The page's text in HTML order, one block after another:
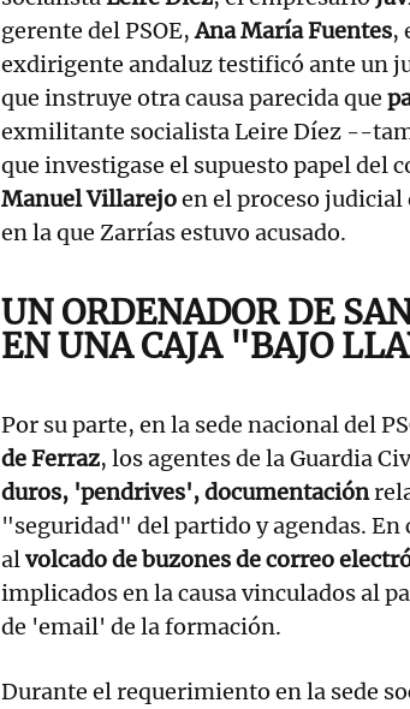
gerente del PSOE,Ana María Fuentes,
exdirigente andaluz testificó ante un
que instruye otra causa parecida que
exmilitante socialista Leire Díez --
que investigase el supuesto papel del
Manuel Villarejoen el proceso judicial
en la que Zarrías estuvo acusado.
UN ORDENADOR DE
EN UNA CAJA "BAJO
Por su parte, en la sede nacional del
de Ferraz, los agentes de la Guardia
duros, 'pendrives', documentación
"seguridad" del partido y agendas. En
alvolcado de buzones de correo
implicados en la causa vinculados al
de 'email' de la formación.
Durante el requerimiento en la sede